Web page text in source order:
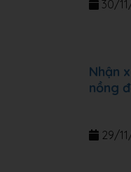
30/
Nhận
nồng
29/